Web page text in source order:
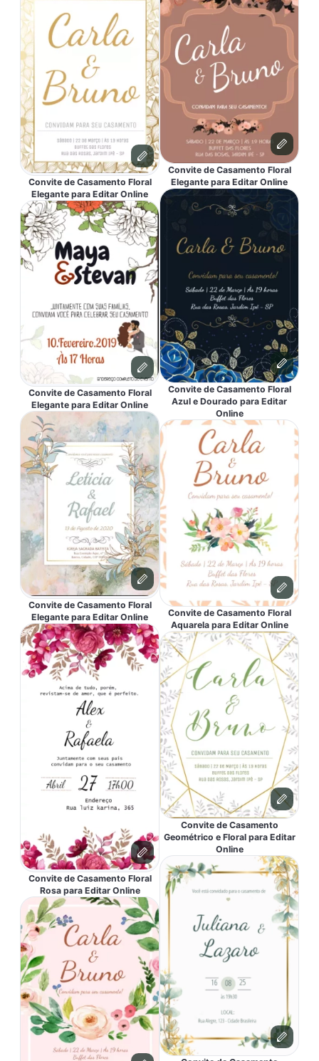
Convite de Casamento Floral
Elegante para Editar Online
Convite de Casamento Floral
Elegante para Editar Online
Convite de Casamento Floral
Elegante para Editar Online
Convite de Casamento Floral
Rosa para Editar Online
Convite de Casamento Floral
Elegante para Editar Online
Convite de Casamento Floral
Azul e Dourado para Editar
Online
Convite de Casamento Floral
Aquarela para Editar Online
Convite de Casamento
Geométrico e Floral para Editar
Online